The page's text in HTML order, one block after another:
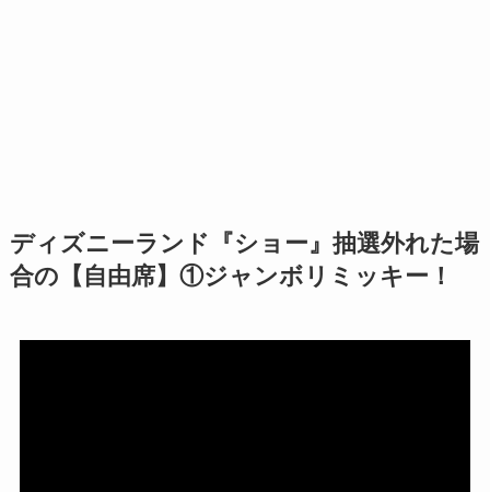
ディズニーランド『ショー』抽選外れた場
合の【自由席】①ジャンボリミッキー！